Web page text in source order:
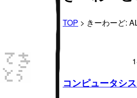
TOP > きーわーど:
コンピュータシ